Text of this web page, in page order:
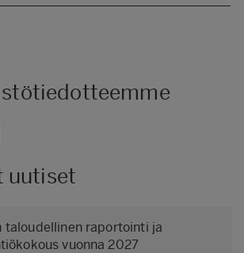
uutiset
taloudellinen raportointi ja
vuonna 2027